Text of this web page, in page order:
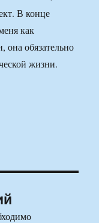
В конце
как
она обязательно
жизни.